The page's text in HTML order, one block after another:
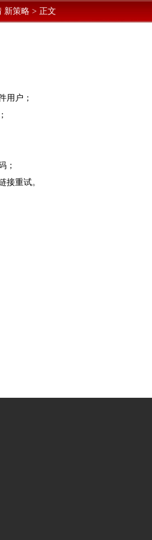
新策略 >正文
用户；
；
接重试。